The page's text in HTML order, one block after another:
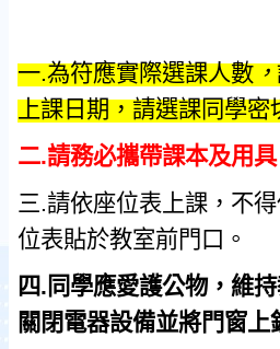
一.為符應實際選課人數 ，
上課日期，請選課同學密
二.請務必攜帶課本及用具
三.請依座位表上課 ， 不
位表貼於教室前門口。
四. 同學應愛護公物，維
關閉電器設備並將門窗上